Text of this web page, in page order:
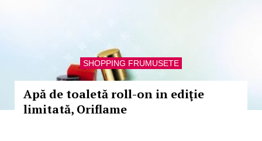
SHOPPING FRUMUSETE
Apă de toaletă roll-on in ediţie
limitată, Oriflame